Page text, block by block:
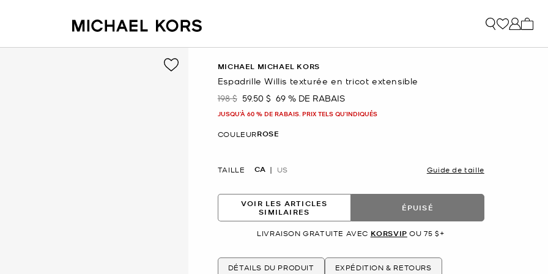
MICHAEL MICHAEL KORS
Espadrille Willis texturée en tricot extensible
était
198 $ maintenant
59.50 $ 69 % DE RABAIS
JUSQU’À 60 % DE RABAIS. PRIX TELS QU'INDIQUÉS
COULEURROSE
TAILLE CA US Guide de taille
VOIR LES ARTICLES
SIMILAIRES
ÉPUISÉ
LIVRAISON GRATUITE AVEC KORSVIP OU 75 $+
DÉTAILS DU PRODUIT EXPÉDITION & RETOURS